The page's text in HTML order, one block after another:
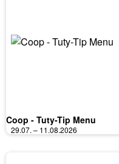
Coop - Tuty-Tip Menu
29.07. – 11.08.2026